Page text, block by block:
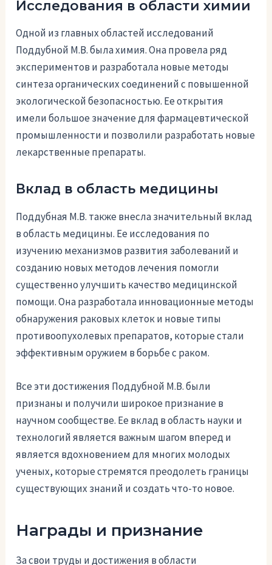
Исследования в области химии
Одной из главных областей исследований
Поддубной М.В. была химия. Она провела ряд
экспериментов и разработала новые методы
синтеза органических соединений с повышенной
экологической безопасностью. Ее открытия
имели большое значение для фармацевтической
промышленности и позволили разработать новые
лекарственные препараты.
Вклад в область медицины
Поддубная М.В. также внесла значительный вклад
в область медицины. Ее исследования по
изучению механизмов развития заболеваний и
созданию новых методов лечения помогли
существенно улучшить качество медицинской
помощи. Она разработала инновационные методы
обнаружения раковых клеток и новые типы
противоопухолевых препаратов, которые стали
эффективным оружием в борьбе с раком.
Все эти достижения Поддубной М.В. были
признаны и получили широкое признание в
научном сообществе. Ее вклад в область науки и
технологий является важным шагом вперед и
является вдохновением для многих молодых
ученых, которые стремятся преодолеть границы
существующих знаний и создать что-то новое.
Награды и признание
За свои труды и достижения в области